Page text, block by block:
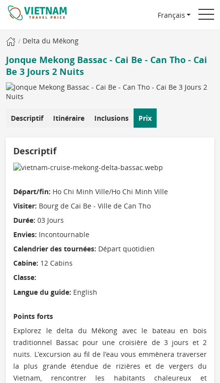
Français
Delta du Mékong
Jonque Mekong Bassac - Cai Be - Can Tho - Cai
Be 3 Jours 2 Nuits
Descriptif Itinéraire Inclusions Prix
Descriptif
Départ/fin: Ho Chi Minh Ville/Ho Chi Minh Ville
Visiter: Bourg de Cai Be - Ville de Can Tho
Durée: 03 Jours
Envies: Incontournable
Calendrier des tournées: Départ quotidien
Cabine: 12 Cabins
Classe:
Langue du guide: English
Points forts
Explorez le delta du Mékong avec le bateau en bois
traditionnel Bassac pour une croisière de 3 jours et 2
nuits. L’excursion au fil de l’eau vous emmènera traverser
la plus grande étendue de rizières et de vergers du
Vietnam, rencontrer les habitants chaleureux et